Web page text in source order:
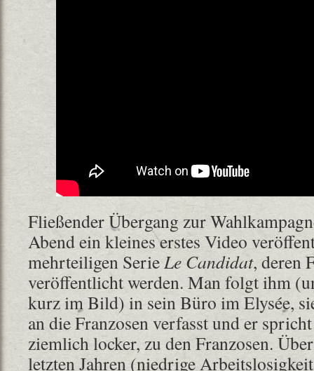
Fließender Übergang zur
Abend ein kleines erstes Video
mehrteiligen SerieLe Candidat, deren
veröffentlicht werden. Man folgt ihm
kurz im Bild) in sein Büro im Elysée,
an die Franzosen verfasst und er
ziemlich locker, zu den Franzosen.
letzten Jahren (niedrige